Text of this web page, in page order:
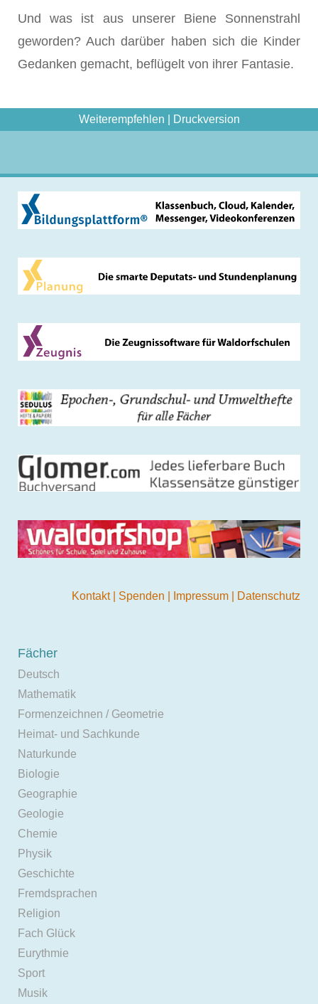
Und was ist aus unserer Biene Sonnenstrahl
geworden? Auch darüber haben sich die Kinder
Gedanken gemacht, beflügelt von ihrer Fantasie.
Weiterempfehlen Druckversion
Kontakt Spenden Impressum Datenschutz
Fächer
Deutsch
Mathematik
Formenzeichnen / Geometrie
Heimat- und Sachkunde
Naturkunde
Biologie
Geographie
Geologie
Chemie
Physik
Geschichte
Fremdsprachen
Religion
Fach Glück
Eurythmie
Sport
Musik